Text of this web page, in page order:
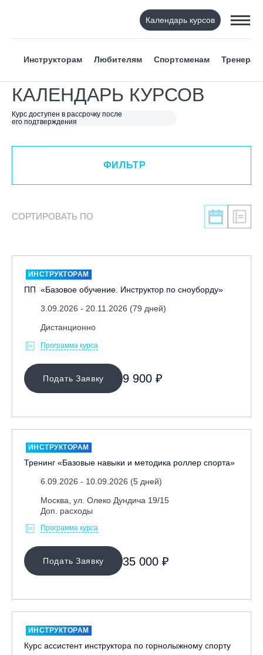
Календарь курсов
Инструкторам Любителям Спортсменам Тренерам
КАЛЕНДАРЬ КУРСОВ
Курс доступен в рассрочку после
его подтверждения
ФИЛЬТР
ВИД СПОРТА
Я ХОЧУ
КАТЕГОРИЯ
ЛЕКТОР
МЕСТО ПРОВЕДЕНИЯ
ФИЛЬТР
СОРТИРОВАТЬ ПО
ИНСТРУКТОРАМ
ПП «Базовое обучение. Инструктор по сноуборду»
3.09.2026 - 20.11.2026 (79 дней)
Дистанционно
Программа курса
Подать Заявку 9 900 ₽
ИНСТРУКТОРАМ
Тренинг «Базовые навыки и методика роллер спорта»
6.09.2026 - 10.09.2026 (5 дней)
Москва, ул. Олеко Дундича 19/15
Доп. расходы
Программа курса
Подать Заявку 35 000 ₽
ИНСТРУКТОРАМ
Курс ассистент инструктора по горнолыжному спорту